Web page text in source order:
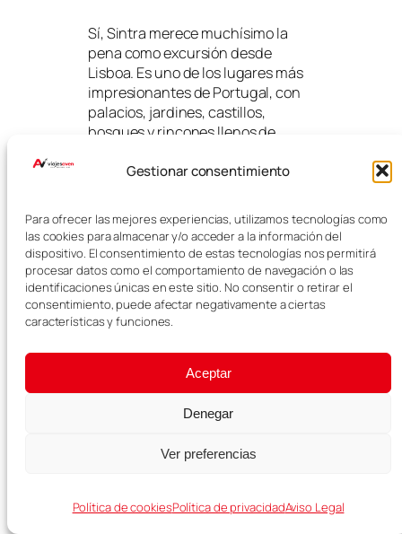
Gestionar consentimiento
Para ofrecer las mejores experiencias, utilizamos tecnologías como
las cookies para almacenar y/o acceder a la información del
dispositivo. El consentimiento de estas tecnologías nos permitirá
procesar datos como el comportamiento de navegación o las
identificaciones únicas en este sitio. No consentir o retirar el
consentimiento, puede afectar negativamente a ciertas
características y funciones.
Aceptar
Denegar
Ver preferencias
Política de cookiesPolítica de privacidadAviso Legal
Sí, Sintra merece muchísimo la
pena como excursión desde
Lisboa. Es uno de los lugares más
impresionantes de Portugal, con
palacios, jardines, castillos,
bosques y rincones llenos de
visitar Sintra y
Cascais el mismo
día?
Sí, se puede visitar Sintra y
Cascais el mismo día,
en excursión organizada. Si vas
por libre en transporte público,
puede ser algo más lento y
conviene organizar bien los